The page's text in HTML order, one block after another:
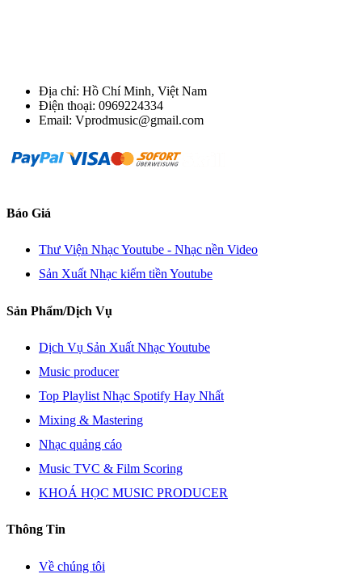
Địa chỉ: Hồ Chí Minh, Việt Nam
Điện thoại: 0969224334
Email: Vprodmusic@gmail.com
Báo Giá
Thư Viện Nhạc Youtube - Nhạc nền Video
Sản Xuất Nhạc kiếm tiền Youtube
Sản Phẩm/Dịch Vụ
Dịch Vụ Sản Xuất Nhạc Youtube
Music producer
Top Playlist Nhạc Spotify Hay Nhất
Mixing & Mastering
Nhạc quảng cáo
Music TVC & Film Scoring
KHOÁ HỌC MUSIC PRODUCER
Thông Tin
Về chúng tôi